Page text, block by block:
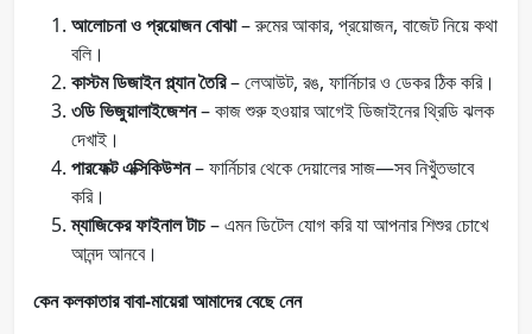
আলোচনা ও প্রয়োজন বোঝা– রুমের আকার, প্রয়োজন, বাজেট নিয়ে কথা
বলি।
কাস্টম ডিজাইন প্ল্যান তৈরি– লেআউট, রঙ, ফার্নিচার ও ডেকর ঠিক করি।
৩ডি ভিজুয়ালাইজেশন– কাজ শুরু হওয়ার আগেই ডিজাইনের থ্রিডি ঝলক
দেখাই।
পারফেক্ট এক্সিকিউশন– ফার্নিচার থেকে দেয়ালের সাজ—সব নিখুঁতভাবে
করি।
ম্যাজিকের ফাইনাল টাচ– এমন ডিটেল যোগ করি যা আপনার শিশুর চোখে
আনন্দ আনবে।
কেন কলকাতার বাবা-মায়েরা আমাদের বেছে নেন